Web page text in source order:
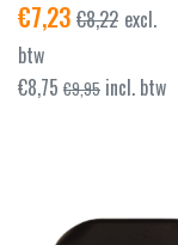
€7,23 €8,22 excl.
btw
€8,75 €9,95 incl. btw